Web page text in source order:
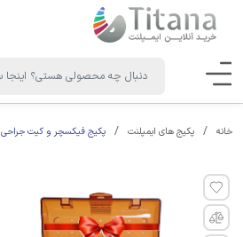
خانه پکیج های ایمپلنت پکیج فیکسچر و کیت جراحی